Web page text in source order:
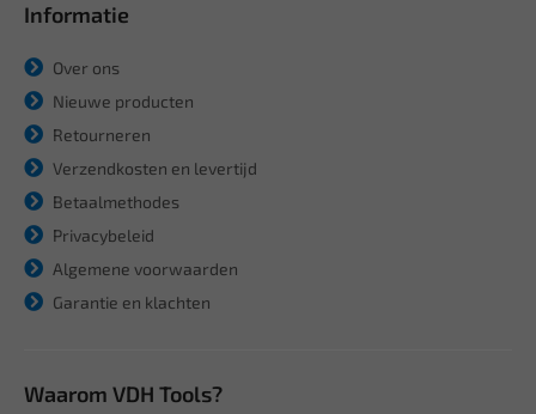
Informatie
Over ons
Nieuwe producten
Retourneren
Verzendkosten en levertijd
Betaalmethodes
Privacybeleid
Algemene voorwaarden
Garantie en klachten
Waarom VDH Tools?